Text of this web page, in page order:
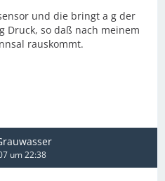
und die bringt a g der
Druck, so daß nach meinem
rauskommt.
um 22:38